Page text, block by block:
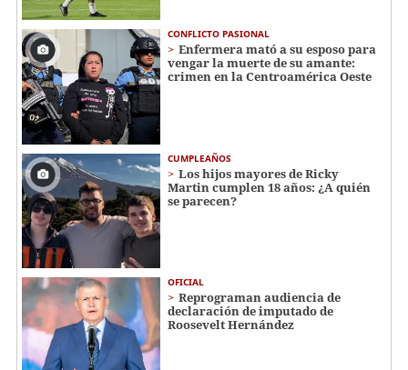
CONFLICTO PASIONAL
Enfermera mató a su esposo para
vengar la muerte de su amante:
crimen en la Centroamérica Oeste
CUMPLEAÑOS
Los hijos mayores de Ricky
Martin cumplen 18 años: ¿A quién
se parecen?
OFICIAL
Reprograman audiencia de
declaración de imputado de
Roosevelt Hernández